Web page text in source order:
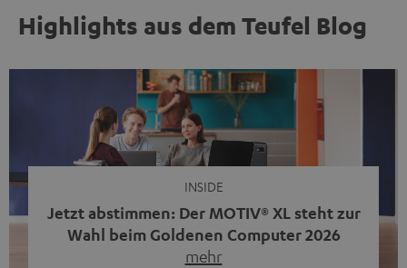
Highlights aus dem Teufel Blog
INSIDE
Jetzt abstimmen: Der MOTIV® XL steht zur
Wahl beim Goldenen Computer 2026
mehr